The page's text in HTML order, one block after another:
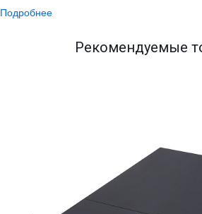
Подробнее
Рекомендуемые